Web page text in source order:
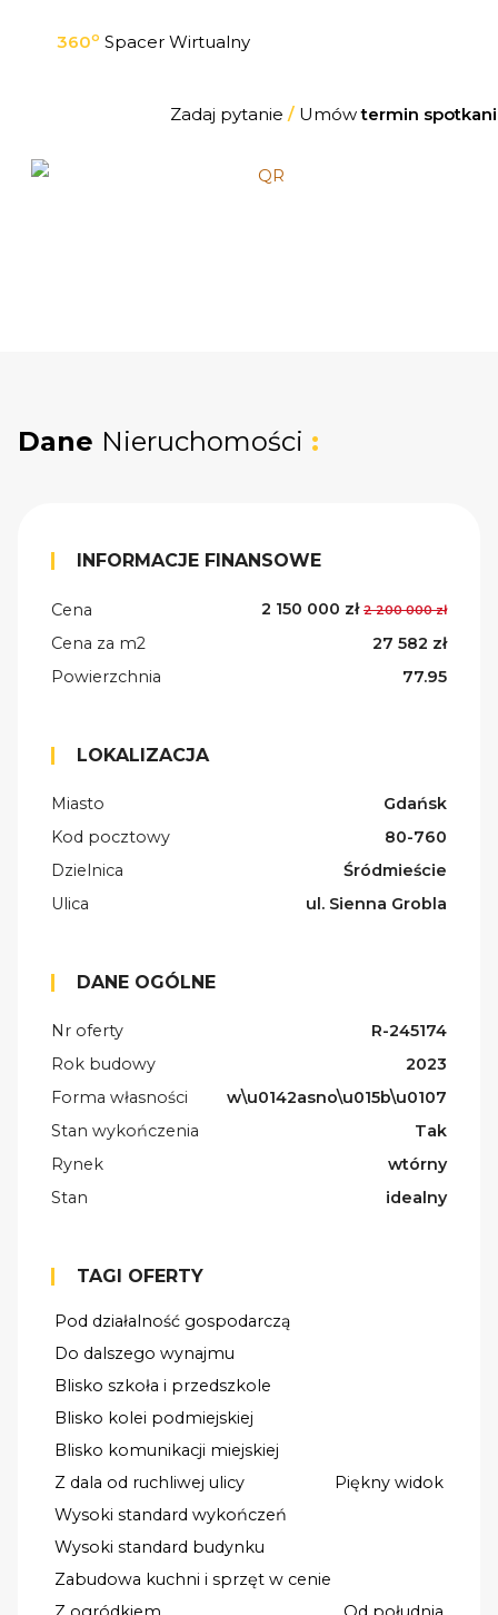
360o Spacer Wirtualny
Zadaj pytanie /Umówtermin
Dane Nieruchomości :
INFORMACJE FINANSOWE
Cena 2 150 000 zł 2 200 000 zł
Cena za m2
27 582 zł
Powierzchnia
77.95
LOKALIZACJA
Miasto
Gdańsk
Kod pocztowy
80-760
Dzielnica
Śródmieście
Ulica
ul. Sienna Grobla
DANE OGÓLNE
Nr oferty
R-245174
Rok budowy
2023
Forma własności
w\u0142asno\u015b\u0107
Stan wykończenia
Tak
Rynek
wtórny
Stan
idealny
TAGI OFERTY
Pod działalność gospodarczą
Do dalszego wynajmu
Blisko szkoła i przedszkole
Blisko kolei podmiejskiej
Blisko komunikacji miejskiej
Z dala od ruchliwej ulicy
Piękny widok
Wysoki standard wykończeń
Wysoki standard budynku
Zabudowa kuchni i sprzęt w cenie